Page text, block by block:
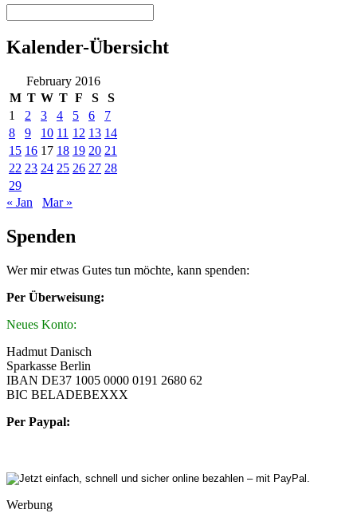
Kalender-Übersicht
February 2016
M T W T F S
S
1
2 3 4 5 6
7
8
9 10 11 12 13 14
15 16 17 18 19 20 21
22 23 24 25 26 27 28
29
« Jan
Mar »
Spenden
Wer mir etwas Gutes tun möchte, kann spenden:
Per Überweisung:
Neues Konto:
Hadmut Danisch
Sparkasse Berlin
IBAN DE37 1005 0000 0191 2680 62
BIC BELADEBEXXX
Per Paypal:
Werbung